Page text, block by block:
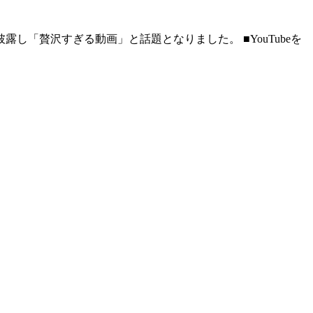
し「贅沢すぎる動画」と話題となりました。 ■YouTubeを